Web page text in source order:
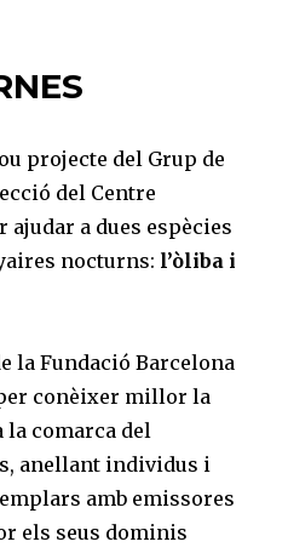
projecte del Grup de
del Centre
ajudar a dues espècies
nocturns: l’òliba i
la Fundació Barcelona
conèixer millor la
la comarca del
anellant individus i
amb emissores
els seus dominis